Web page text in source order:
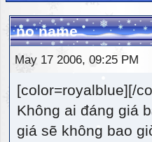
no name
May 17 2006, 09:25
[color=royalblue][/
Không ai đáng giá
giá sẽ không bao